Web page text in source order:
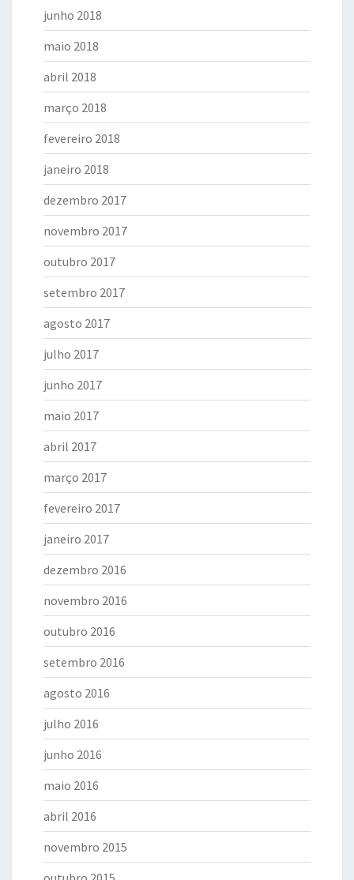
junho 2018
maio 2018
abril 2018
março 2018
fevereiro 2018
janeiro 2018
dezembro 2017
novembro 2017
outubro 2017
setembro 2017
agosto 2017
julho 2017
junho 2017
maio 2017
abril 2017
março 2017
fevereiro 2017
janeiro 2017
dezembro 2016
novembro 2016
outubro 2016
setembro 2016
agosto 2016
julho 2016
junho 2016
maio 2016
abril 2016
novembro 2015